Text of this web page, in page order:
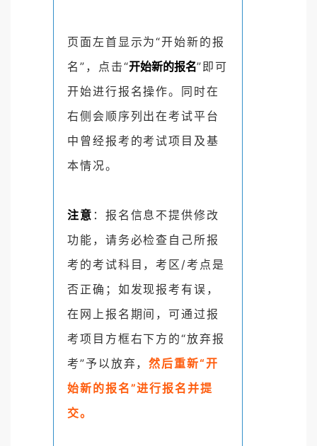
页面左首显示为“开始新的报
名”，点击“开始新的报名”即可
开始进行报名操作。同时在
右侧会顺序列出在考试平台
中曾经报考的考试项目及基
本情况。
注意 ：报名信息不提供修改
功能，请务必检查自己所报
考的考试科目，考区/考点是
否正确；如发现报考有误，
在网上报名期间，可通过报
考项目方框右下方的“放弃报
考”予以放弃，然后重新“开
始新的报名”进行报名并提
交。